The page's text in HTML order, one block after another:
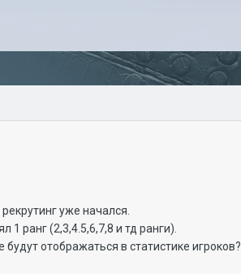
уже начался.
1 ранг (2,3,4.5,6,7,8 и тд ранги).
отображаться в статистике игроков?